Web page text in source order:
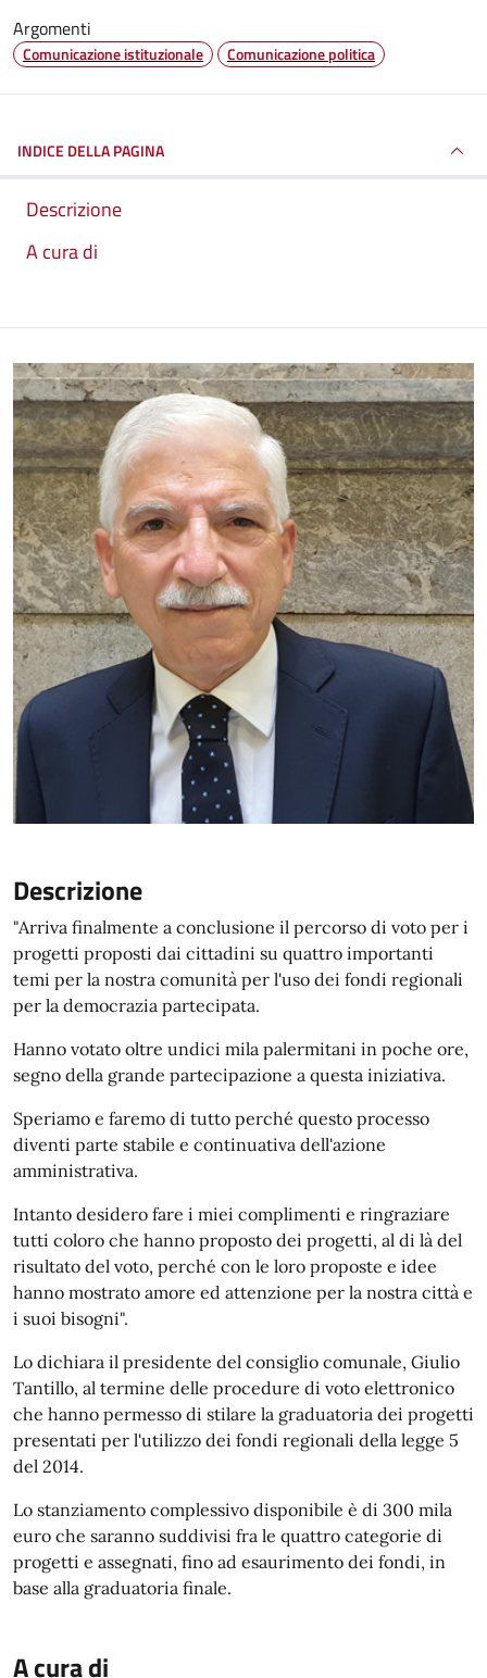
Argomenti
Comunicazione istituzionale Comunicazione politica
INDICE DELLA PAGINA
Descrizione
A cura di
Descrizione
"Arriva finalmente a conclusione il percorso di voto per i
progetti proposti dai cittadini su quattro importanti
temi per la nostra comunità per l'uso dei fondi regionali
per la democrazia partecipata.
Hanno votato oltre undici mila palermitani in poche ore,
segno della grande partecipazione a questa iniziativa.
Speriamo e faremo di tutto perché questo processo
diventi parte stabile e continuativa dell'azione
amministrativa.
Intanto desidero fare i miei complimenti e ringraziare
tutti coloro che hanno proposto dei progetti, al di là del
risultato del voto, perché con le loro proposte e idee
hanno mostrato amore ed attenzione per la nostra città e
i suoi bisogni".
Lo dichiara il presidente del consiglio comunale, Giulio
Tantillo, al termine delle procedure di voto elettronico
che hanno permesso di stilare la graduatoria dei progetti
presentati per l'utilizzo dei fondi regionali della legge 5
del 2014.
Lo stanziamento complessivo disponibile è di 300 mila
euro che saranno suddivisi fra le quattro categorie di
progetti e assegnati, fino ad esaurimento dei fondi, in
base alla graduatoria finale.
A cura di